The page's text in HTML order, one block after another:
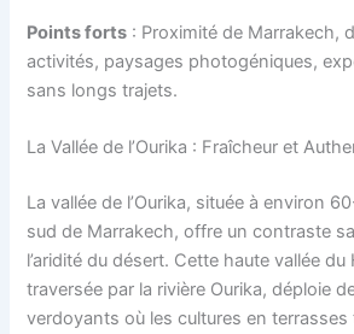
Points forts : Proximité de Marrakech,
activités, paysages photogéniques,
sans longs trajets.
La Vallée de l’Ourika : Fraîcheur et
La vallée de l’Ourika, située à environ
sud de Marrakech, offre un contraste
l’aridité du désert. Cette haute vallée du
traversée par la rivière Ourika, déploie
verdoyants où les cultures en